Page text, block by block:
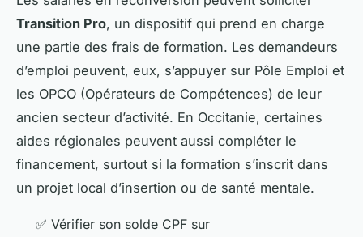
Transition Pro, un dispositif qui prend en charge
une partie des frais de formation. Les demandeurs
d’emploi peuvent, eux, s’appuyer sur Pôle Emploi et
les OPCO (Opérateurs de Compétences) de leur
ancien secteur d’activité. En Occitanie, certaines
aides régionales peuvent aussi compléter le
financement, surtout si la formation s’inscrit dans
un projet local d’insertion ou de santé mentale.
✅ Vérifier son solde CPF sur